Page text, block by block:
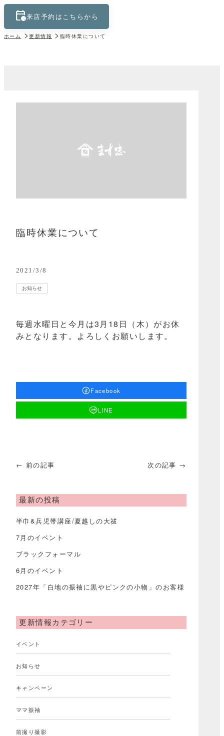
keyboard_control_key
calendar_clock来店予約はこちらから
ホーム 更新情報 臨時休業について
臨時休業について
2021/3/8
お知らせ
毎週水曜日と今月は3月18日（木）がお休
みとなります。よろしくお願いします。
Facebook
LINE
← 前の記事 次の記事 →
最新の投稿
半巾&兵児帯講座/夏越しの大祓
7月のイベント
ブラックフォーマル
6月のイベント
2027年「白地の振袖に黒やピンクの小物」のお客様
更新情報カテゴリー
イベント
お知らせ
キャンペーン
ママ振袖
前撮り撮影